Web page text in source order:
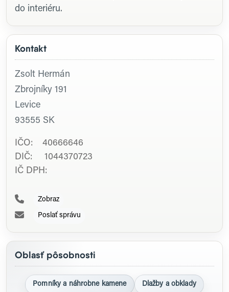
Kontakt
Zsolt Hermán
Zbrojníky 191
Levice
93555 SK
IČO: 40666646
DIČ: 1044370723
IČ DPH:
Zobraz
Poslať správu
Oblasť pôsobnosti
Pomníky a náhrobne kamene Dlažby a obklady
do interiéru.